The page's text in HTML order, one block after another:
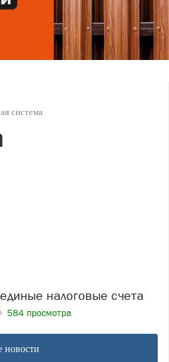
система
налоговые счета
584 просмотра
новости